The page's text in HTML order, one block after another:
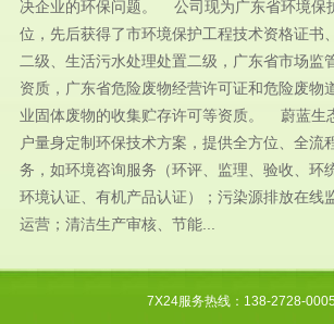
决企业的环保问题。 公司现为广东省环境保
位，先后获得了市环境保护工程技术资格证书
二级、生活污水处理处置二级，广东省市场监
资质，广东省危险废物经营许可证和危险废物
业固体废物的收集贮存许可等资质。 蔚蓝
户量身定制环保技术方案，提供全方位、全流
务，如环境咨询服务（环评、监理、验收、环
环境认证、有机产品认证）；污染源排放在线
运营；清洁生产审核、节能...
7X24服务热线：138-2728-